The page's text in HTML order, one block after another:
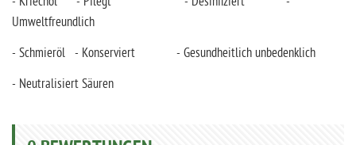
Umweltfreundlich
- Schmieröl - Konserviert - Gesundheitlich unbedenklich
- Neutralisiert Säuren